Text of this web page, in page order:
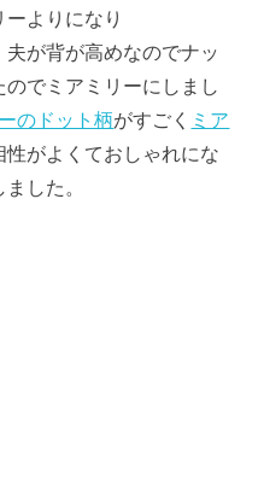
よりになり
が背が高めなのでナッ
でミアミリーにしまし
のドット柄がすごく ミア
性がよくておしゃれにな
した。